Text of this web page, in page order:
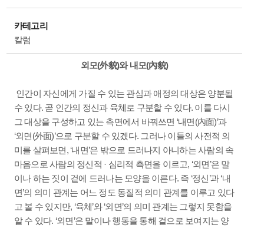
카테고리
칼럼
외모(外貌)와 내모(內貌)
인간이 자신에게 가질 수 있는 관심과 애정의 대상은 양분될
수 있다. 곧 인간의 정신과 육체로 구분할 수 있다. 이를 다시
그 대상을 구성하고 있는 측면에서 바꿔쓰면 ‘내면(內面)’과
‘외면(外面)’으로 구분할 수 있겠다. 그러나 이들의 사전적 의
미를 살펴보면, ‘내면’은 밖으로 드러나지 아니하는 사람의 속
마음으로 사람의 정신적 · 심리적 측면을 이르고, ‘외면’은 말
이나 하는 짓이 겉에 드러나는 모양을 이른다. 즉 ‘정신’과 ‘내
면’의 의미 관계는 어느 정도 동질적 의미 관계를 이루고 있다
고 볼 수 있지만, ‘육체’와 ‘외면’의 의미 관계는 그렇지 못함을
알 수 있다. ‘외면’은 말이나 행동을 통해 겉으로 보여지는 양